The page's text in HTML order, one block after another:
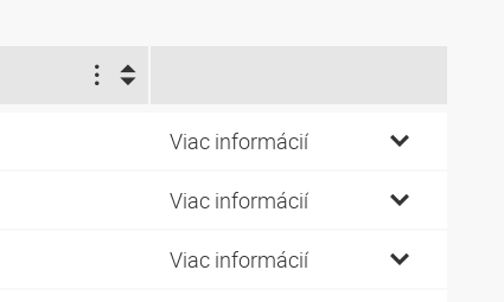
Viac informácií
Viac informácií
Viac informácií